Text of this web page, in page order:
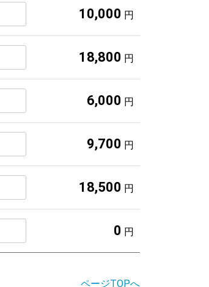
10,000 円
18,800 円
6,000 円
9,700 円
18,500 円
0 円
ページTOPへ